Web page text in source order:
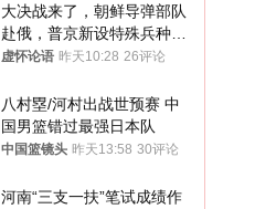
大决战来了，朝鲜导弹部队
赴俄，普京新设特殊兵种，
76岁老将扛旗
虚怀论语 昨天10:28 26评论
八村塁/河村出战世预赛 中
国男篮错过最强日本队
中国篮镜头 昨天13:58 30评论
河南“三支一扶”笔试成绩作